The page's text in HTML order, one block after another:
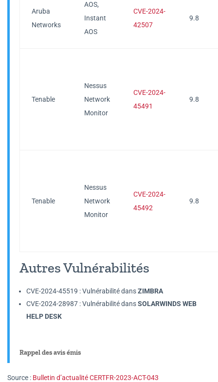
Aruba
Networks
AOS,
Instant
AOS
CVE-2024-
42507
9.8
Tenable
Nessus
Network
Monitor
CVE-2024-
45491
9.8
Tenable
Nessus
Network
Monitor
CVE-2024-
45492
9.8
Autres Vulnérabilités
CVE-2024-45519 : Vulnérabilité dansZIMBRA
CVE-2024-28987 : Vulnérabilité dansSOLARWINDS WEB
HELP DESK
Rappel des avis émis
Source : Bulletin d’actualité CERTFR-2023-ACT-043